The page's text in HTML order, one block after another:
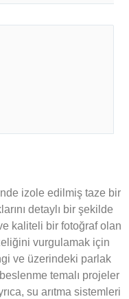
izole edilmiş taze bir
detaylı bir şekilde
kaliteli bir fotoğraf olan
vurgulamak için
ve üzerindeki parlak
temalı projeler
su arıtma sistemleri